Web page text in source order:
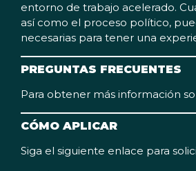
entorno de trabajo acelerado.
así como el proceso político,
necesarias para tener una
PREGUNTAS FRECUENTES
Para obtener más información
CÓMO APLICAR
Siga el siguiente enlace para